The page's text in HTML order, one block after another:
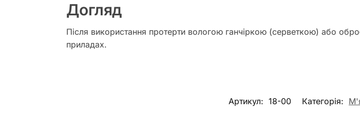
Догляд
Після використання протерти вологою ганчіркою (серветкою) або
приладах.
Артикул: 18-00 Категорія: